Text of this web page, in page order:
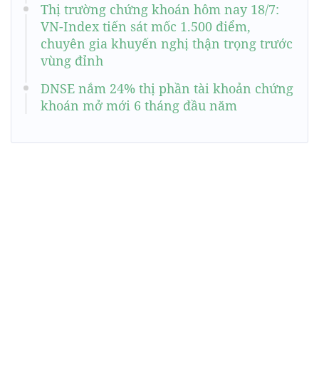
Thị trường chứng khoán hôm nay 18/7:
VN-Index tiến sát mốc 1.500 điểm,
chuyên gia khuyến nghị thận trọng trước
vùng đỉnh
DNSE nắm 24% thị phần tài khoản chứng
khoán mở mới 6 tháng đầu năm